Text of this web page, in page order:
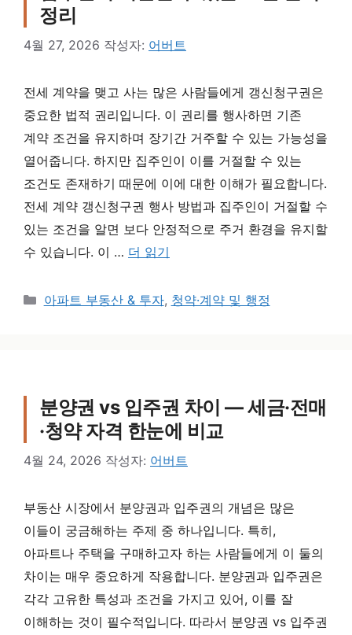
정리
4월 27, 2026 작성자: 어버트
전세 계약을 맺고 사는 많은 사람들에게 갱신청구권은
중요한 법적 권리입니다. 이 권리를 행사하면 기존
계약 조건을 유지하며 장기간 거주할 수 있는 가능성을
열어줍니다. 하지만 집주인이 이를 거절할 수 있는
조건도 존재하기 때문에 이에 대한 이해가 필요합니다.
전세 계약 갱신청구권 행사 방법과 집주인이 거절할 수
있는 조건을 알면 보다 안정적으로 주거 환경을 유지할
수 있습니다. 이 … 더 읽기
카테고리
아파트 부동산 & 투자, 청약·계약 및 행정
분양권 vs 입주권 차이 — 세금·전매
·청약 자격 한눈에 비교
4월 24, 2026 작성자: 어버트
부동산 시장에서 분양권과 입주권의 개념은 많은
이들이 궁금해하는 주제 중 하나입니다. 특히,
아파트나 주택을 구매하고자 하는 사람들에게 이 둘의
차이는 매우 중요하게 작용합니다. 분양권과 입주권은
각각 고유한 특성과 조건을 가지고 있어, 이를 잘
이해하는 것이 필수적입니다. 따라서 분양권 vs 입주권